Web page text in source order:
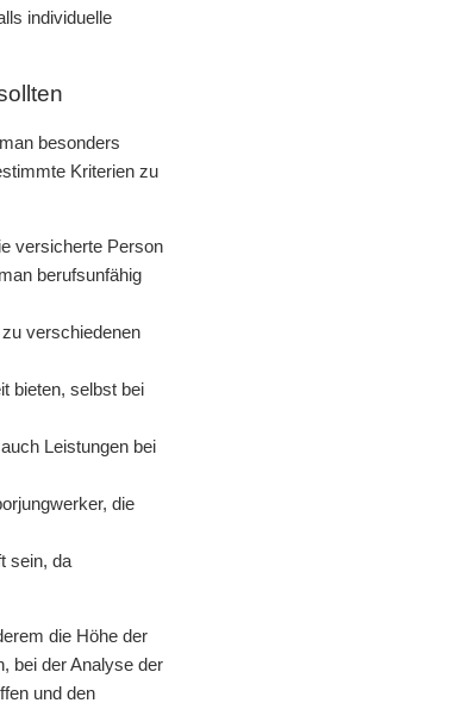
individuelle
besonders
Kriterien zu
versicherte Person
berufsunfähig
verschiedenen
bieten, selbst bei
Leistungen bei
die
sein, da
die Höhe der
bei der Analyse der
und den